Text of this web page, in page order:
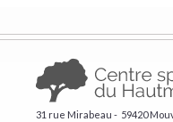
31 rue Mirabeau - 59420